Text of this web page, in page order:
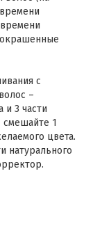
с
–
и 3 части
смешайте 1
цвета.
натурального